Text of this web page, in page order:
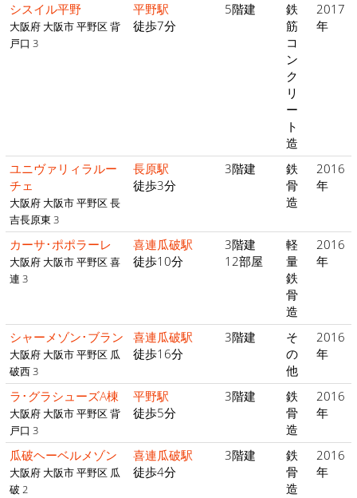
シスイル平野
大阪府 大阪市 平野区 背
戸口 3
平野駅
徒歩7分
5階建
鉄
筋
コ
ン
ク
リ
ー
ト
造
2017
年
ユニヴァリィラルー
チェ
大阪府 大阪市 平野区 長
吉長原東 3
長原駅
徒歩3分
3階建
鉄
骨
造
2016
年
カーサ･ポポラーレ
大阪府 大阪市 平野区 喜
連 3
喜連瓜破駅
徒歩10分
3階建
12部屋
軽
量
鉄
骨
造
2016
年
シャーメゾン･ブラン
大阪府 大阪市 平野区 瓜
破西 3
喜連瓜破駅
徒歩16分
3階建
そ
の
他
2016
年
ラ･グラシューズA棟
大阪府 大阪市 平野区 背
戸口 3
平野駅
徒歩5分
3階建
鉄
骨
造
2016
年
瓜破ヘーベルメゾン
大阪府 大阪市 平野区 瓜
破 2
喜連瓜破駅
徒歩4分
3階建
鉄
骨
造
2016
年